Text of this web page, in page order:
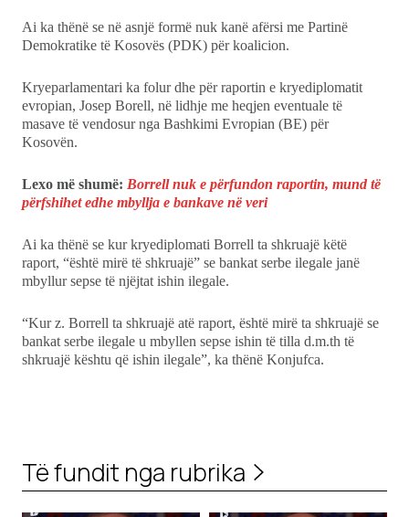
Ai ka thënë se në asnjë formë nuk kanë afërsi me Partinë
Demokratike të Kosovës (PDK) për koalicion.
Kryeparlamentari ka folur dhe për raportin e kryediplomatit
evropian, Josep Borell, në lidhje me heqjen eventuale të
masave të vendosur nga Bashkimi Evropian (BE) për
Kosovën.
Lexo më shumë: Borrell nuk e përfundon raportin, mund të
përfshihet edhe mbyllja e bankave në veri
Ai ka thënë se kur kryediplomati Borrell ta shkruajë këtë
raport, “është mirë të shkruajë” se bankat serbe ilegale janë
mbyllur sepse të njëjtat ishin ilegale.
“Kur z. Borrell ta shkruajë atë raport, është mirë ta shkruajë se
bankat serbe ilegale u mbyllen sepse ishin të tilla d.m.th të
shkruajë kështu që ishin ilegale”, ka thënë Konjufca.
Të fundit nga rubrika